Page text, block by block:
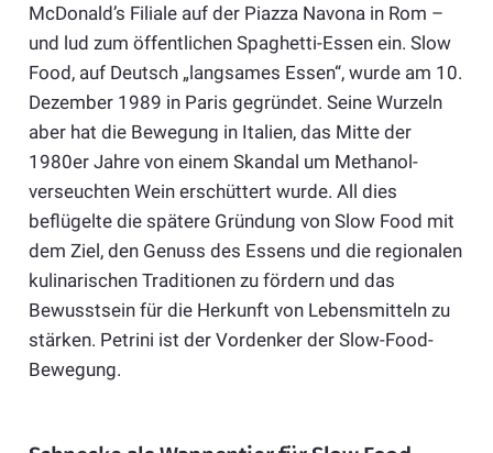
McDonald’s Filiale auf der Piazza Navona in Rom –
und lud zum öffentlichen Spaghetti-Essen ein. Slow
Food, auf Deutsch „langsames Essen“, wurde am 10.
Dezember 1989 in Paris gegründet. Seine Wurzeln
aber hat die Bewegung in Italien, das Mitte der
1980er Jahre von einem Skandal um Methanol-
verseuchten Wein erschüttert wurde. All dies
beflügelte die spätere Gründung von Slow Food mit
dem Ziel, den Genuss des Essens und die regionalen
kulinarischen Traditionen zu fördern und das
Bewusstsein für die Herkunft von Lebensmitteln zu
stärken. Petrini ist der Vordenker der Slow-Food-
Bewegung.